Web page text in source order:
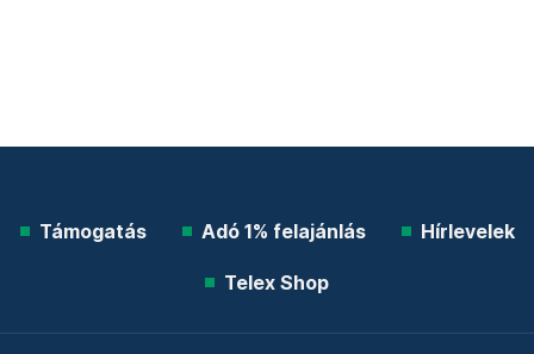
Támogatás Adó 1% felajánlás Hírlevelek
Telex Shop